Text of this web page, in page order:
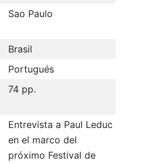
Sao Paulo
Brasil
Portugués
74 pp.
Entrevista a Paul Leduc
en el marco del
próximo Festival de